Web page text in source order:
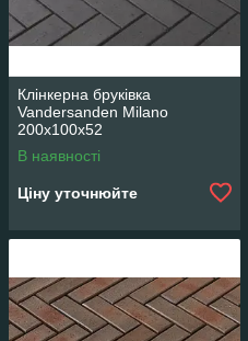
Клінкерна бруківка
Vandersanden Milano
200x100x52
В наявності
Ціну уточнюйте